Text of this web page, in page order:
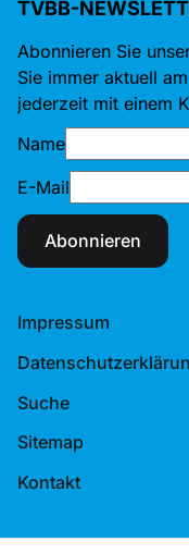
TVBB-
Abonnieren Sie
Sie immer aktuell
jederzeit mit einem
Name
E-Mail
Abonnieren
Impressum
Suche
Sitemap
Kontakt